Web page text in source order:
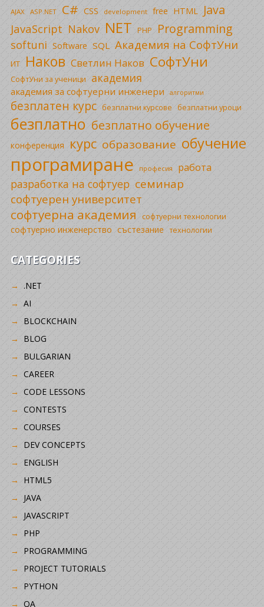
AJAX ASP.NET C# CSS development free HTML Java
JavaScript Nakov NET PHP Programming
softuni Software SQL Академия на СофтУни
ИТ Наков Светлин Наков СофтУни
СофтУни за ученици академия
академия за софтуерни инженери алгоритми
безплатен курс безплатни курсове безплатни уроци
безплатно безплатно обучение
конференция курс образование обучение
програмиране професия работа
разработка на софтуер семинар
софтуерен университет
софтуерна академия софтуерни технологии
софтуерно инженерство състезание технологии
CATEGORIES
.NET
AI
BLOCKCHAIN
BLOG
BULGARIAN
CAREER
CODE LESSONS
CONTESTS
COURSES
DEV CONCEPTS
ENGLISH
HTML5
JAVA
JAVASCRIPT
PHP
PROGRAMMING
PROJECT TUTORIALS
PYTHON
QA